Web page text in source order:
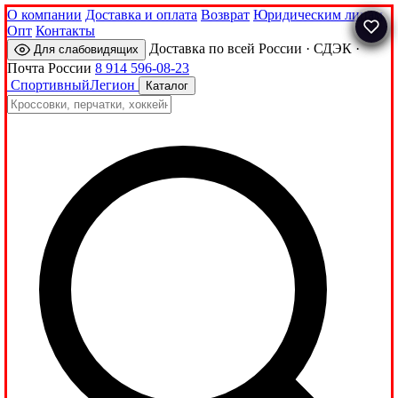
О компании Доставка и оплата Возврат Юридическим лицам
Опт Контакты
Для слабовидящих
Доставка по всей России · СДЭК ·
Почта России 8 914 596-08-23
СпортивныйЛегион Каталог